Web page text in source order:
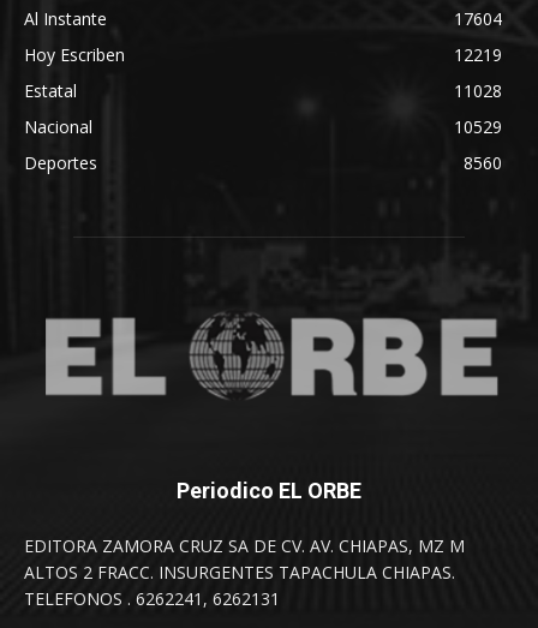
Al Instante
17604
Hoy Escriben
12219
Estatal
11028
Nacional
10529
Deportes
8560
Periodico EL ORBE
EDITORA ZAMORA CRUZ SA DE CV. AV. CHIAPAS, MZ M
ALTOS 2 FRACC. INSURGENTES TAPACHULA CHIAPAS.
TELEFONOS . 6262241, 6262131